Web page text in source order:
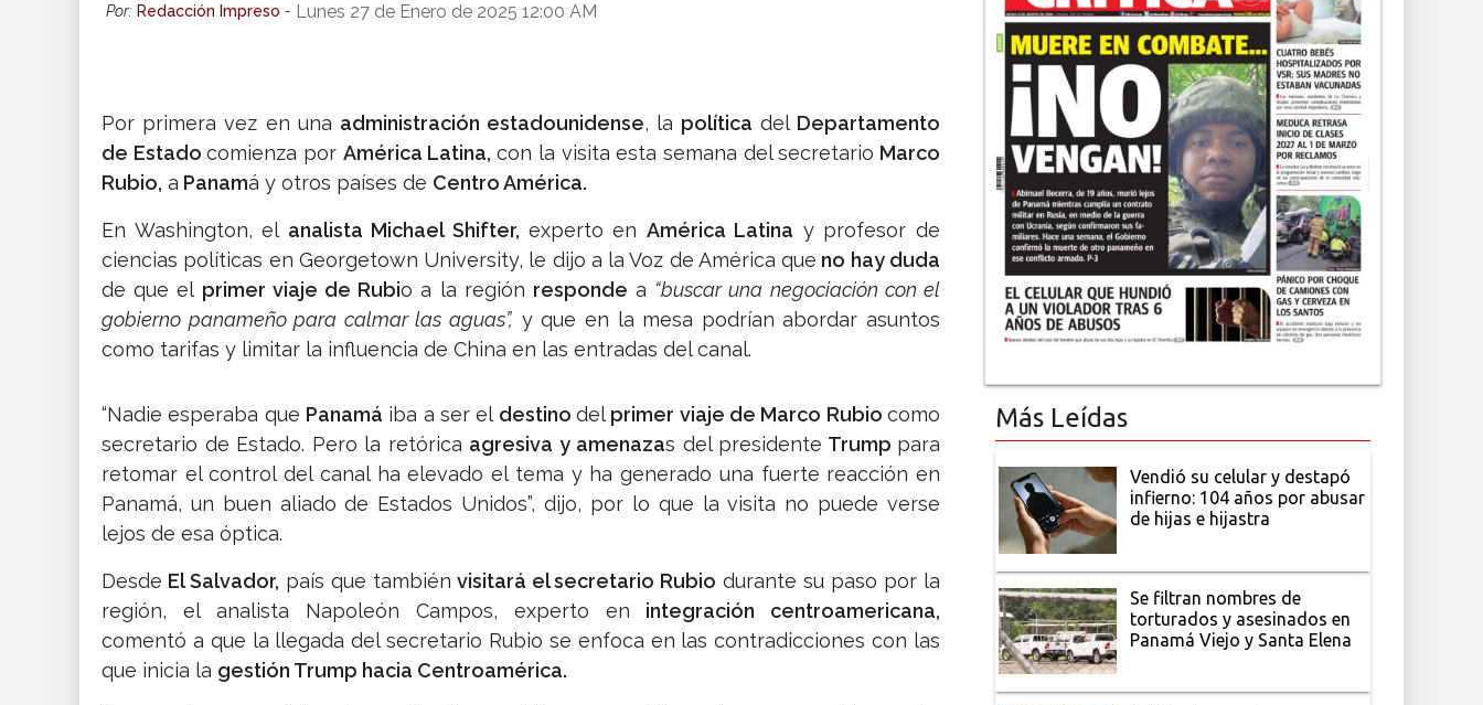
Por: Redacción Impreso - Lunes 27 de Enero de 2025 12:00 AM
Por primera vez en una administración estadounidense, la política del Departamento
de Estadocomienza por América Latina,con la visita esta semana del secretario Marco
Rubio, a Panamá y otros países de Centro América.
En Washington, elanalista Michael Shifter, experto en América Latina y profesor de
ciencias políticas en Georgetown University, le dijo a la Voz de América que no hay duda
de que el primer viaje de Rubio a la región responde a “buscar una negociación con el
gobierno panameño para calmar las aguas”, y que en la mesa podrían abordar asuntos
como tarifas y limitar la influencia de China en las entradas del canal.
“Nadie esperaba que Panamá iba a ser eldestinodelprimer viaje de Marco Rubiocomo
secretario de Estado. Pero la retórica agresiva y amenazas del presidente Trump para
retomar el control del canal ha elevado el tema y ha generado una fuerte reacción en
Panamá, un buen aliado de Estados Unidos”, dijo, por lo que la visita no puede verse
lejos de esa óptica.
Desde El Salvador, país que también visitará el secretario Rubio durante su paso por la
región, el analista Napoleón Campos, experto en integración centroamericana,
comentó a que la llegada del secretario Rubio se enfoca en las contradicciones con las
que inicia la gestión Trump hacia Centroamérica.
Más Leídas
Vendió su celular y destapó
infierno: 104 años por abusar
de hijas e hijastra
Se filtran nombres de
torturados y asesinados en
Panamá Viejo y Santa Elena